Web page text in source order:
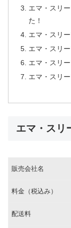
エマ・スリ
た！
エマ・スリ
エマ・スリ
エマ・スリ
エマ・スリ
エマ・スリ
販売会社名
料金（税込み）
配送料